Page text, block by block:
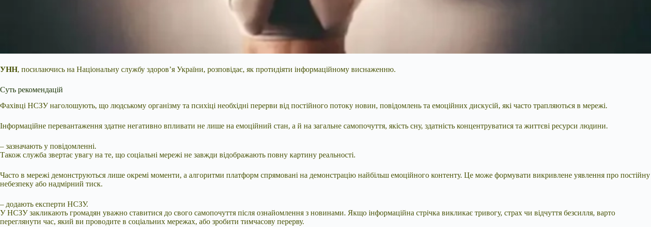
УНН, посилаючись на Національну службу здоров’я України, розповідає, як протидіяти інформаційному виснаженню.
Суть рекомендацій
Фахівці НСЗУ наголошують, що людському організму та психіці необхідні перерви від постійного потоку новин, повідомлень та емоційних дискусій, які часто трапляються в мережі.
Інформаційне перевантаження здатне негативно впливати не лише на емоційний стан, а й на загальне самопочуття, якість сну, здатність концентруватися та життєві ресурси людини.
– зазначають у повідомленні.
Також служба звертає увагу на те, що соціальні мережі не завжди відображають повну картину реальності.
Часто в мережі демонструються лише окремі моменти, а алгоритми платформ спрямовані на демонстрацію найбільш емоційного контенту. Це може формувати викривлене уявлення про постійну
небезпеку або надмірний тиск.
– додають експерти НСЗУ.
У НСЗУ закликають громадян уважно ставитися до свого самопочуття після ознайомлення з новинами. Якщо інформаційна стрічка викликає тривогу, страх чи відчуття безсилля, варто
переглянути час, який ви проводите в соціальних мережах, або зробити тимчасову перерву.